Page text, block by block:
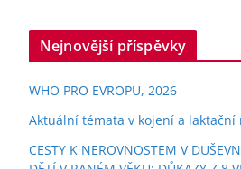
Nejnovější příspěvky
WHO PRO EVROPU, 2026
Aktuální témata v kojení a laktační
CESTY K NEROVNOSTEM V